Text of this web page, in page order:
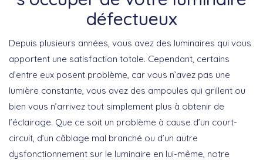
défectueux
Depuis plusieurs années, vous avez des luminaires qui vous
apportent une satisfaction totale. Cependant, certains
d’entre eux posent problème, car vous n’avez pas une
lumière constante, vous avez des ampoules qui grillent ou
bien vous n’arrivez tout simplement plus à obtenir de
l’éclairage. Que ce soit un problème à cause d’un court-
circuit, d’un câblage mal branché ou d’un autre
dysfonctionnement sur le luminaire en lui-même, notre